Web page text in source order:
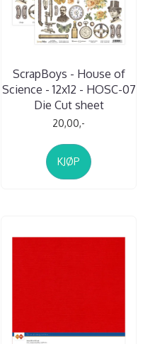
ScrapBoys - House of
Science - 12x12 - HOSC-07
Die Cut sheet
20,00,-
KJØP